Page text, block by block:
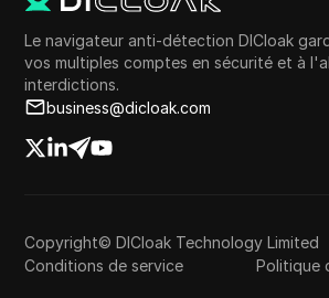
Le navigateur anti-détection DICloak
vos multiples comptes en sécurité et à
interdictions.
business@dicloak.com
Copyright© DICloak Technology Limited
Conditions de service
Politique